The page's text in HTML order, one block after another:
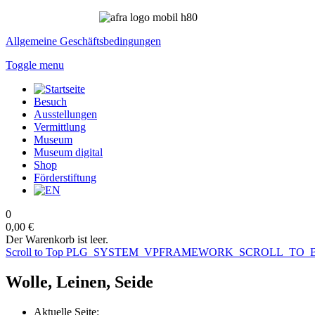
Allgemeine Geschäftsbedingungen
Toggle menu
Besuch
Ausstellungen
Vermittlung
Museum
Museum digital
Shop
Förderstiftung
0
0,00 €
Der Warenkorb ist leer.
Scroll to Top
Wolle, Leinen, Seide
Aktuelle Seite: